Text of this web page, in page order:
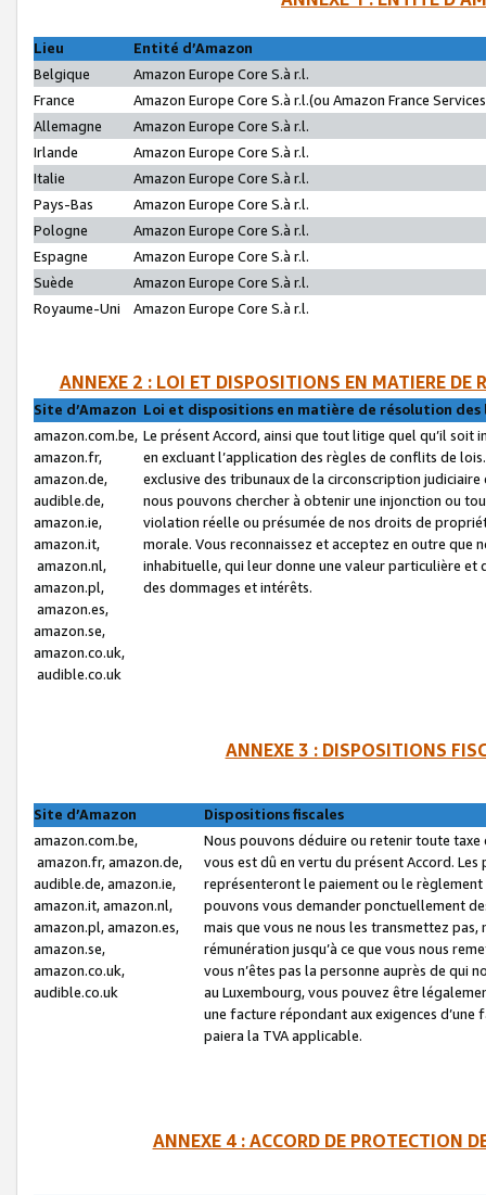
Lieu
Entité d’Amazon
Belgique
Amazon Europe Core S.à r.l.
France
Amazon Europe Core S.à r.l.(ou Amazon France
Allemagne
Amazon Europe Core S.à r.l.
Irlande
Amazon Europe Core S.à r.l.
Italie
Amazon Europe Core S.à r.l.
Pays-Bas
Amazon Europe Core S.à r.l.
Pologne
Amazon Europe Core S.à r.l.
Espagne
Amazon Europe Core S.à r.l.
Suède
Amazon Europe Core S.à r.l.
Royaume-Uni
Amazon Europe Core S.à r.l.
ANNEXE 2 : LOI ET DISPOSITIONS EN MATIERE DE
Site d’Amazon Loi et dispositions en matière de résolution
amazon.com.be,
amazon.fr,
amazon.de,
audible.de,
amazon.ie,
amazon.it,
amazon.nl,
amazon.pl,
amazon.es,
amazon.se,
amazon.co.uk,
audible.co.uk
Le présent Accord, ainsi que tout litige quel qu’il soit
en excluant l’application des règles de conflits de
exclusive des tribunaux de la circonscription
nous pouvons chercher à obtenir une injonction ou
violation réelle ou présumée de nos droits de
morale. Vous reconnaissez et acceptez en outre que
inhabituelle, qui leur donne une valeur particulière
des dommages et intérêts.
ANNEXE 3 : DISPOSITIONS
Site d’Amazon
Dispositions fiscales
amazon.com.be,
amazon.fr, amazon.de,
audible.de, amazon.ie,
amazon.it, amazon.nl,
amazon.pl, amazon.es,
amazon.se,
amazon.co.uk,
audible.co.uk
Nous pouvons déduire ou retenir toute
vous est dû en vertu du présent Accord.
représenteront le paiement ou le
pouvons vous demander ponctuellement
mais que vous ne nous les transmettez
rémunération jusqu’à ce que vous nous
vous n’êtes pas la personne auprès de qui
au Luxembourg, vous pouvez être
une facture répondant aux exigences
paiera la TVA applicable.
ANNEXE 4 : ACCORD DE PROTECTION